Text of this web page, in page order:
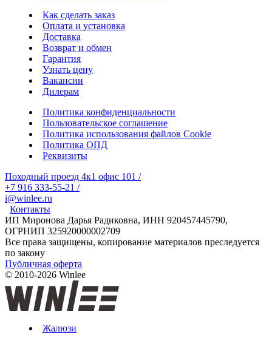
Как сделать заказ
Оплата и установка
Доставка
Возврат и обмен
Гарантия
Узнать цену
Вакансии
Дилерам
Политика конфиденциальности
Пользовательское соглашение
Политика использования файлов Cookie
Политика ОПД
Реквизиты
Походный проезд 4к1 офис 101 /
+7 916 333-55-21 /
i@winlee.ru
Контакты
ИП Миронова Дарья Радиковна, ИНН 920457445790,
ОГРНИП 325920000002709
Все права защищены, копирование материалов преследуется
по закону
Публичная оферта
© 2010-2026 Winlee
Жалюзи